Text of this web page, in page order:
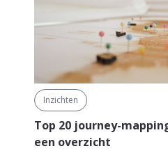
Inzichten
Top 20 journey-
een overzicht